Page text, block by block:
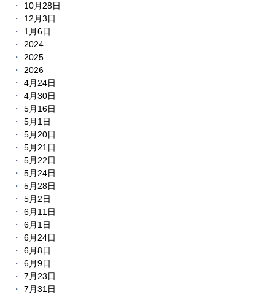
10月28日
12月3日
1月6日
2024
2025
2026
4月24日
4月30日
5月16日
5月1日
5月20日
5月21日
5月22日
5月24日
5月28日
5月2日
6月11日
6月1日
6月24日
6月8日
6月9日
7月23日
7月31日